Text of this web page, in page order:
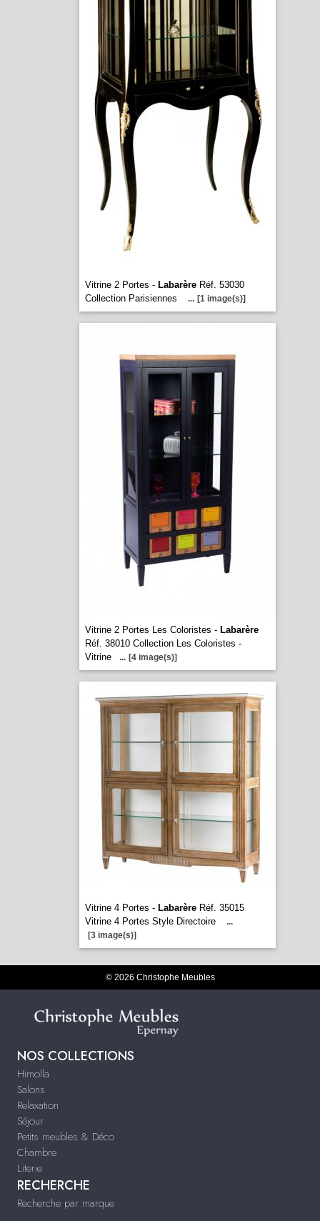
Vitrine 2 Portes - LabarèreRéf. 53030
Collection Parisiennes
... [1 image(s)]
Vitrine 2 Portes Les Coloristes - Labarère
Réf. 38010 Collection Les Coloristes -
Vitrine
... [4 image(s)]
Vitrine 4 Portes - LabarèreRéf. 35015
Vitrine 4 Portes Style Directoire
...
[3 image(s)]
© 2026 Christophe Meubles
NOS COLLECTIONS
Himolla
Salons
Relaxation
Séjour
Petits meubles & Déco
Chambre
Literie
RECHERCHE
Recherche par marque